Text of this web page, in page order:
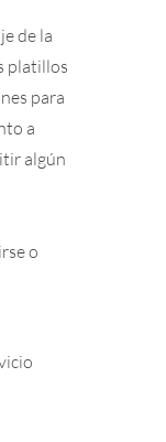
de la
platillos
para
a
algún
o